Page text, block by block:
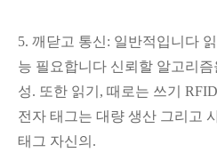
5. 깨닫고 통신: 일반적입니다
능 필요합니다 신뢰할 알고리
성. 또한 읽기, 때로는 쓰기
전자 태그는 대량 생산 그리고
태그 자신의.